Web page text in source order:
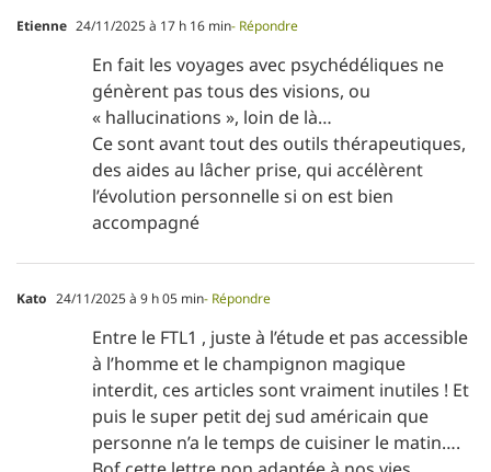
Etienne 24/11/2025 à 17 h 16 min- Répondre
En fait les voyages avec psychédéliques ne
génèrent pas tous des visions, ou
« hallucinations », loin de là…
Ce sont avant tout des outils thérapeutiques,
des aides au lâcher prise, qui accélèrent
l’évolution personnelle si on est bien
accompagné
Kato 24/11/2025 à 9 h 05 min- Répondre
Entre le FTL1 , juste à l’étude et pas accessible
à l’homme et le champignon magique
interdit, ces articles sont vraiment inutiles ! Et
puis le super petit dej sud américain que
personne n’a le temps de cuisiner le matin….